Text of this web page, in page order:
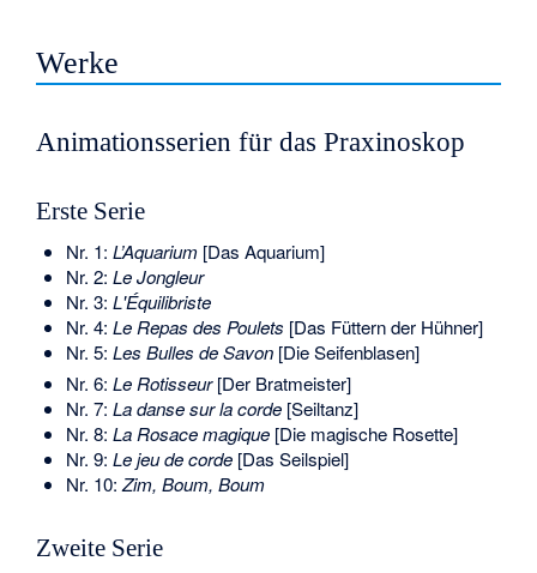
Werke
Animationsserien für das Praxinoskop
Erste Serie
Nr. 1: L’Aquarium [Das Aquarium]
Nr. 2: Le Jongleur
Nr. 3: L'Équilibriste
Nr. 4: Le Repas des Poulets [Das Füttern der Hühner]
Nr. 5: Les Bulles de Savon[Die Seifenblasen]
Nr. 6: Le Rotisseur[Der Bratmeister]
Nr. 7: La danse sur la corde[Seiltanz]
Nr. 8: La Rosace magique[Die magische Rosette]
Nr. 9: Le jeu de corde[Das Seilspiel]
Nr. 10: Zim, Boum, Boum
Zweite Serie